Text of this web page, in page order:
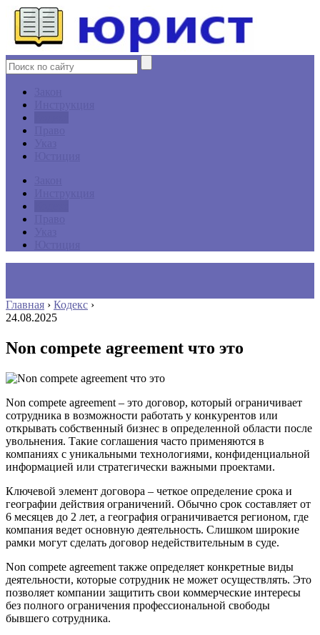
Главная › Кодекс ›
24.08.2025
Non compete agreement что это
Non compete agreement – это договор, который ограничивает
сотрудника в возможности работать у конкурентов или
открывать собственный бизнес в определенной области после
увольнения. Такие соглашения часто применяются в
компаниях с уникальными технологиями, конфиденциальной
информацией или стратегически важными проектами.
Ключевой элемент договора – четкое определение срока и
географии действия ограничений. Обычно срок составляет от
6 месяцев до 2 лет, а география ограничивается регионом, где
компания ведет основную деятельность. Слишком широкие
рамки могут сделать договор недействительным в суде.
Non compete agreement также определяет конкретные виды
деятельности, которые сотрудник не может осуществлять. Это
позволяет компании защитить свои коммерческие интересы
без полного ограничения профессиональной свободы
бывшего сотрудника.